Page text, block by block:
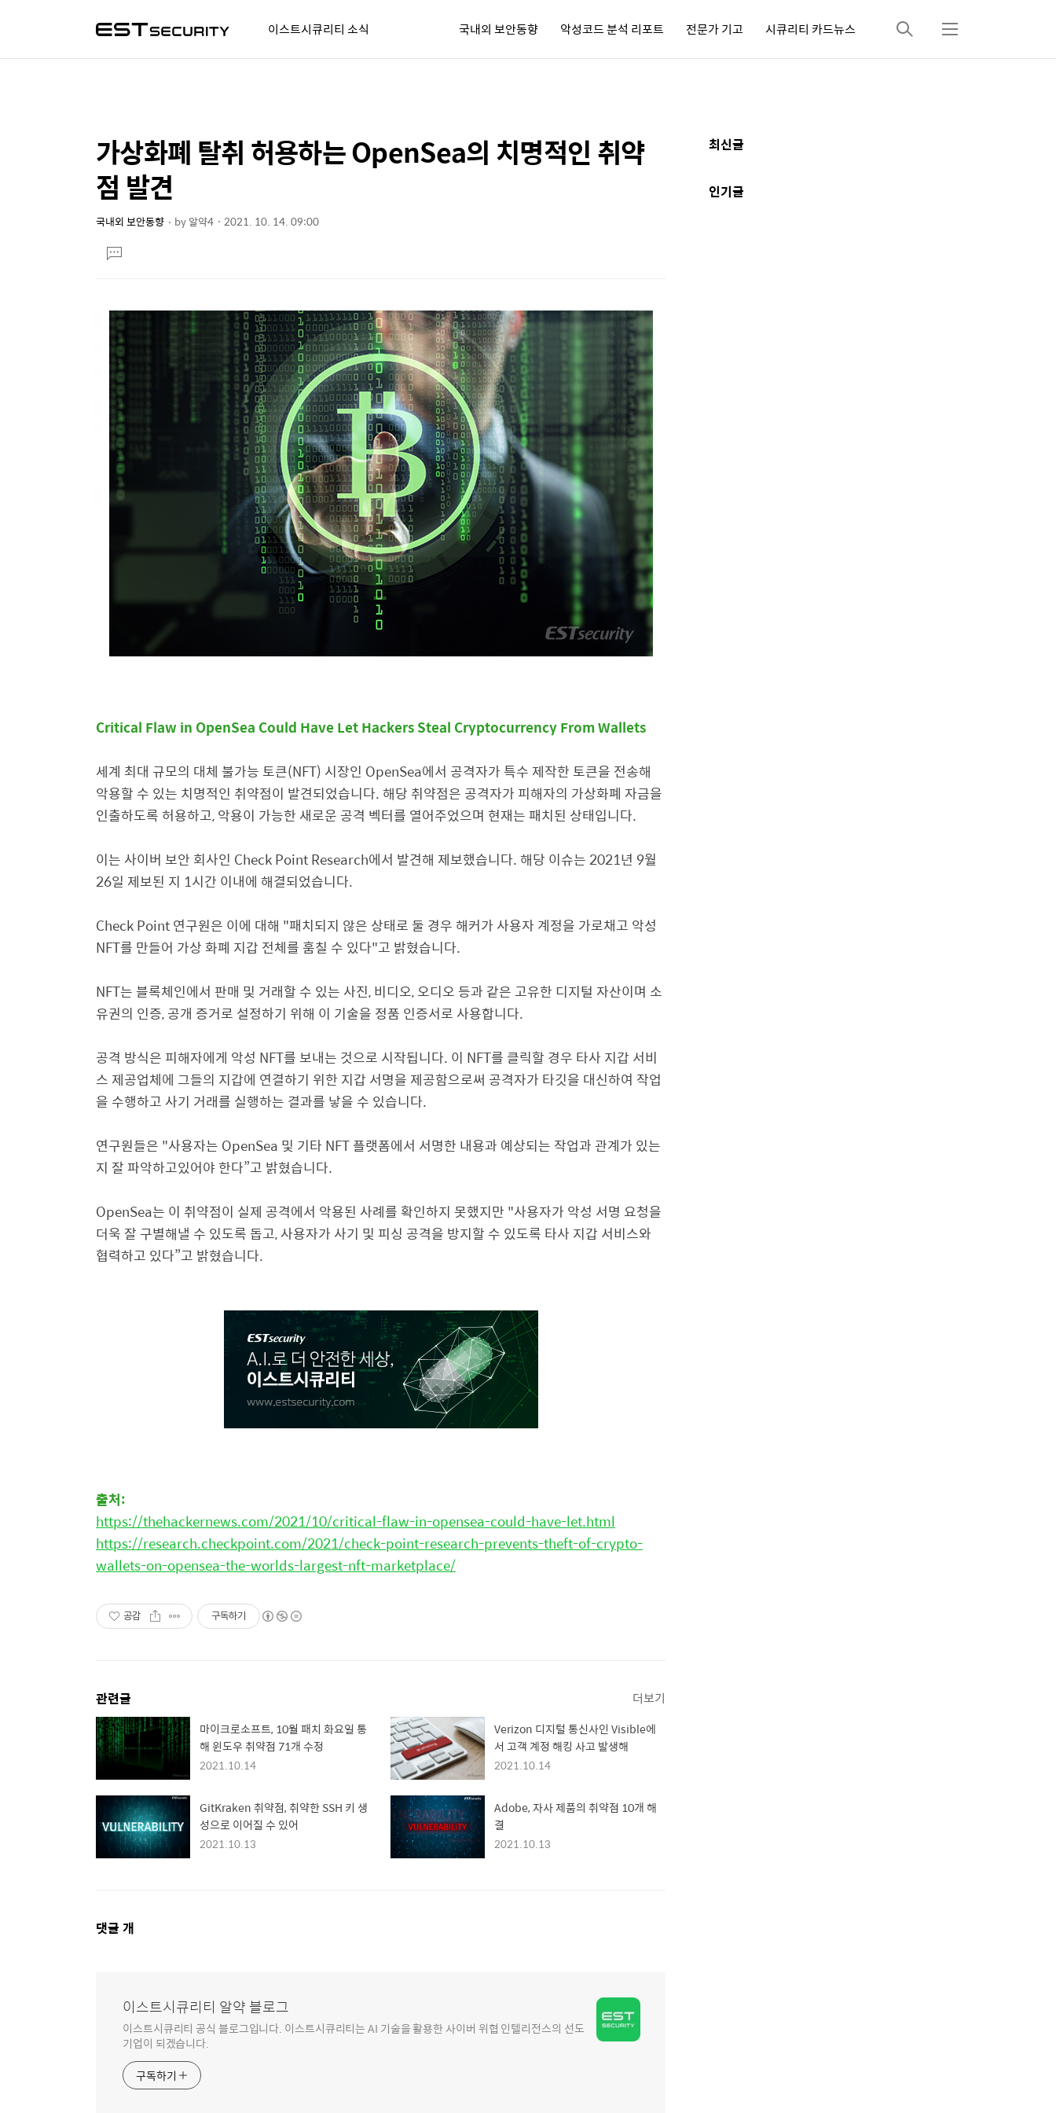
이스트시큐리티 소식 국내외 보안동향 악성코드 분석 리포트 전문가 기고 시큐리티 카드뉴스
검
메
상
세
컨
텐
본
문
제
목
가상화폐 탈취 허용하는 OpenSea의 치명적인 취약
점 발견
국내외 보안동향 by알약4 2021. 10. 14. 09:00
문댓
글
Critical Flaw in OpenSea Could Have Let Hackers Steal Cryptocurrency From Wallets
세계 최대 규모의 대체 불가능 토큰(NFT) 시장인 OpenSea에서 공격자가 특수 제작한 토큰을 전송해
악용할 수 있는 치명적인 취약점이 발견되었습니다. 해당 취약점은 공격자가 피해자의 가상화폐 자금을
인출하도록 허용하고,악용이 가능한 새로운 공격 벡터를 열어주었으며 현재는 패치된 상태입니다.
이는 사이버 보안 회사인 Check Point Research에서 발견해 제보했습니다. 해당 이슈는 2021년 9월
26일 제보된 지 1시간 이내에 해결되었습니다.
Check Point 연구원은 이에 대해 "패치되지 않은 상태로 둘 경우 해커가 사용자 계정을 가로채고 악성
NFT를 만들어 가상 화폐 지갑 전체를 훔칠 수 있다"고 밝혔습니다.
NFT는 블록체인에서 판매 및 거래할 수 있는 사진,비디오,오디오 등과 같은 고유한 디지털 자산이며 소
유권의 인증,공개 증거로 설정하기 위해 이 기술을 정품 인증서로 사용합니다.
공격 방식은 피해자에게 악성 NFT를 보내는 것으로 시작됩니다. 이 NFT를 클릭할 경우 타사 지갑 서비
스 제공업체에 그들의 지갑에 연결하기 위한 지갑 서명을 제공함으로써 공격자가 타깃을 대신하여 작업
을 수행하고 사기 거래를 실행하는 결과를 낳을 수 있습니다.
연구원들은 "사용자는 OpenSea 및 기타NFT플랫폼에서 서명한 내용과 예상되는 작업과 관계가 있는
지 잘 파악하고있어야 한다”고 밝혔습니다.
OpenSea는 이 취약점이 실제 공격에서 악용된 사례를 확인하지 못했지만 "사용자가 악성 서명 요청을
더욱 잘 구별해낼 수 있도록 돕고,사용자가 사기 및 피싱 공격을 방지할 수 있도록 타사 지갑 서비스와
협력하고 있다”고 밝혔습니다.
출처:
https://thehackernews.com/2021/10/critical-flaw-in-opensea-could-have-let.html
https://research.checkpoint.com/2021/check-point-research-prevents-theft-of-crypto-
wallets-on-opensea-the-worlds-largest-nft-marketplace/
공감 구독하기
관련글 더보기
마이크로소프트, 10월 패치 화요일 통
해 윈도우 취약점 71개 수정
2021.10.14
Verizon 디지털 통신사인 Visible에
서 고객 계정 해킹 사고 발생해
2021.10.14
GitKraken 취약점, 취약한 SSH 키 생
성으로 이어질 수 있어
2021.10.13
Adobe, 자사 제품의 취약점 10개 해
결
2021.10.13
댓
댓글 개
이스트시큐리티 알약 블로그
이스트시큐리티 공식 블로그입니다. 이스트시큐리티는 AI 기술을 활용한 사이버 위협 인텔리전스의 선도
기업이 되겠습니다.
구독하기
추
정
최신글
인기글